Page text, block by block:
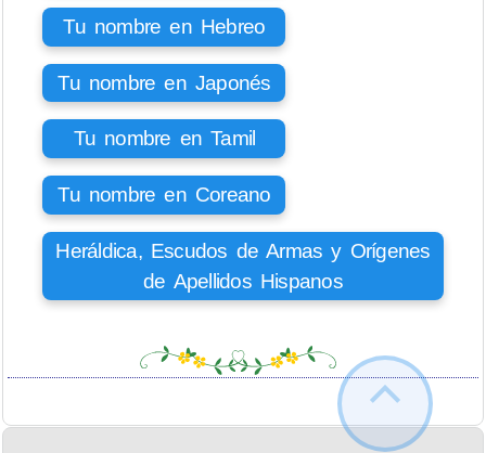
Tu nombre en Hebreo
Tu nombre en Japonés
Tu nombre en Tamil
Tu nombre en Coreano
Heráldica, Escudos de Armas y Orígenes
de Apellidos Hispanos